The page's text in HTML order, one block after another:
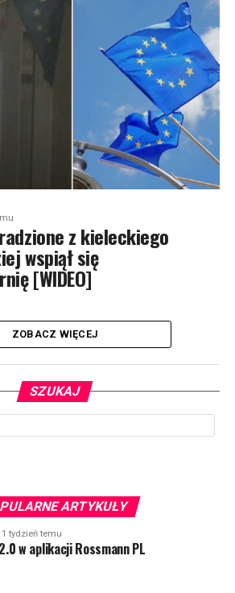
z kieleckiego
wspiął się
[WIDEO]
ZOBACZ WIĘCEJ
SZUKAJ
ARTYKUŁY
1 tydzień temu
w aplikacji Rossmann PL